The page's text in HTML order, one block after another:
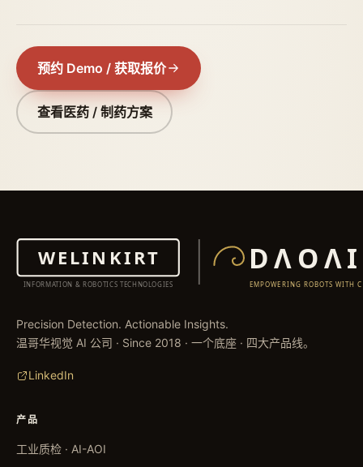
预约 Demo / 获取报价
查看医药 / 制药方案
Precision Detection. Actionable Insights.
温哥华视觉 AI 公司 · Since 2018 · 一个底座 · 四大产品线。
LinkedIn
产品
工业质检 · AI-AOI